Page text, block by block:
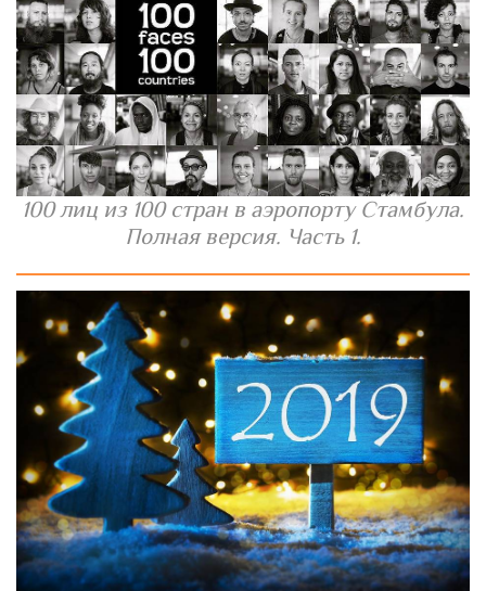
100 лиц из 100 стран в аэропорту Стамбула.
Полная версия. Часть 1.